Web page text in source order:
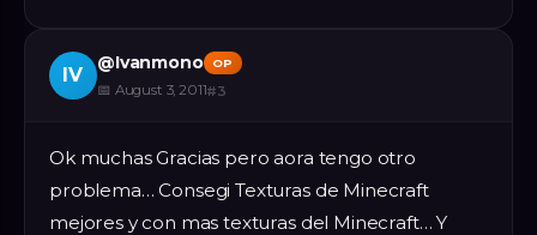
IV
@Ivanmono OP
📅 August 3, 2011#3
Ok muchas Gracias pero aora tengo otro
problema… Consegi Texturas de Minecraft
mejores y con mas texturas del Minecraft… Y